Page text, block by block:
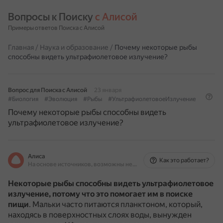
Вопросы к Поиску с Алисой
Примеры ответов Поиска с Алисой
Главная / Наука и образование / Почему некоторые рыбы
способны видеть ультрафиолетовое излучение?
Вопрос для Поиска с Алисой
23 января
#Биология
#Эволюция #Рыбы #УльтрафиолетовоеИзлучение
Почему некоторые рыбы способны видеть
ультрафиолетовое излучение?
Алиса
На основе источников, возможны неточности
Как это работает?
Некоторые рыбы способны видеть ультрафиолетовое
излучение, потому что это помогает им в поиске
пищи. Мальки часто питаются планктоном, который,
находясь в поверхностных слоях воды, вынужден